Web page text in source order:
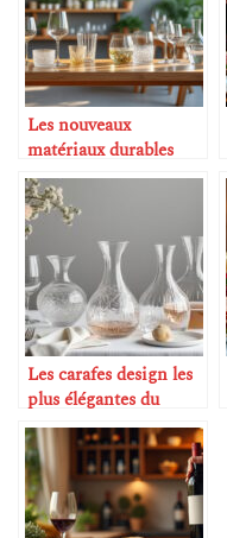
Les nouveaux
matériaux durables
pour la verrerie
Les carafes design les
plus élégantes du
moment